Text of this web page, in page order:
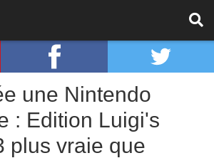
une Nintendo
: Edition Luigi's
plus vraie que